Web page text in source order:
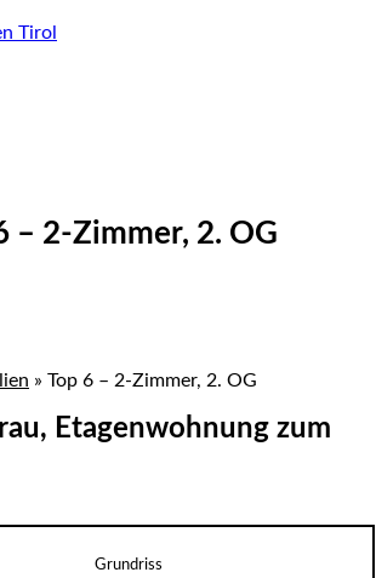
– 2-Zimmer, 2. OG
» Top 6 – 2-Zimmer, 2. OG
Etagenwohnung zum
Grundriss